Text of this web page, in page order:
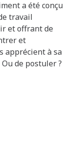
a été conçu
travail
et offrant de
et
apprécient à sa
de postuler ?